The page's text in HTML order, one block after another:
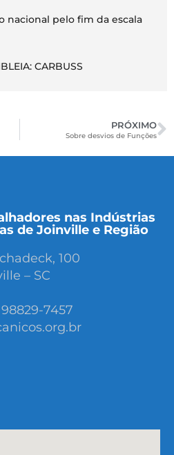
nacional pelo fim da escala
CARBUSS
PRÓXIMO
Sobre desvios de Funções
nas Indústrias
de Joinville e Região
100
– SC
98829-7457